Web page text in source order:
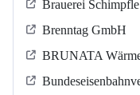
Brauerei
Brenntag GmbH
BRUNATA